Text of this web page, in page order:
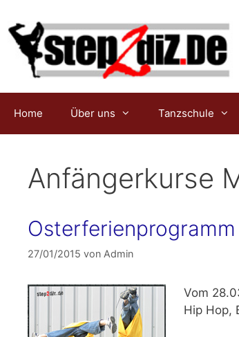
Inhalt
springen
Home Über uns Tanzschule
Anfängerkurse
Osterferienprogramm
27/01/2015 von Admin
Vom
Hip Hop,